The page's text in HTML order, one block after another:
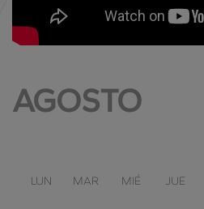
AGOSTO
LUN MAR MIÉ JUE